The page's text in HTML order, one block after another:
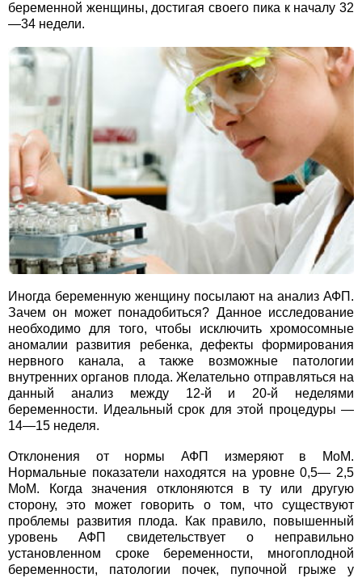
беременной женщины, достигая своего пика к началу 32
—34 недели.
Иногда беременную женщину посылают на анализ АФП.
Зачем он может понадобиться? Данное исследование
необходимо для того, чтобы исключить хромосомные
аномалии развития ребенка, дефекты формирования
нервного канала, а также возможные патологии
внутренних органов плода. Желательно отправляться на
данный анализ между 12-й и 20-й неделями
беременности. Идеальный срок для этой процедуры —
14—15 неделя.
Отклонения от нормы АФП измеряют в МоМ.
Нормальные показатели находятся на уровне 0,5— 2,5
МоМ. Когда значения отклоняются в ту или другую
сторону, это может говорить о том, что существуют
проблемы развития плода. Как правило, повышенный
уровень АФП свидетельствует о неправильно
установленном сроке беременности, многоплодной
беременности, патологии почек, пупочной грыже у